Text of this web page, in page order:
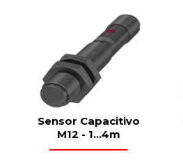
Sensor Capacitivo
M12 - 1...4m